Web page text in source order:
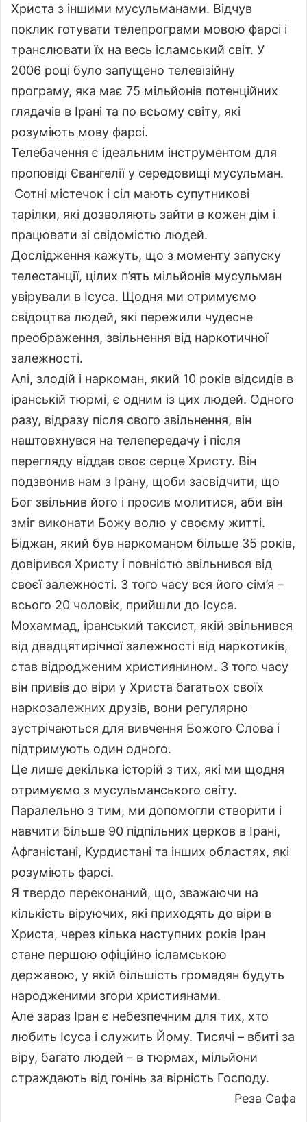
Христа з іншими мусульманами. Відчув
поклик готувати телепрограми мовою фарсі і
транслювати їх на весь ісламський світ. У
2006 році було запущено телевізійну
програму, яка має 75 мільйонів потенційних
глядачів в Ірані та по всьому світу, які
розуміють мову фарсі.
Телебачення є ідеальним інструментом для
проповіді Євангелії у середовищі мусульман.
Сотні містечок і сіл мають супутникові
тарілки, які дозволяють зайти в кожен дім і
працювати зі свідомістю людей.
Дослідження кажуть, що з моменту запуску
телестанції, цілих п’ять мільйонів мусульман
увірували в Ісуса. Щодня ми отримуємо
свідоцтва людей, які пережили чудесне
преображення, звільнення від наркотичної
залежності.
Алі, злодій і наркоман, який 10 років відсидів в
іранській тюрмі, є одним із цих людей. Одного
разу, відразу після свого звільнення, він
наштовхнувся на телепередачу і після
перегляду віддав своє серце Христу. Він
подзвонив нам з Ірану, щоби засвідчити, що
Бог звільнив його і просив молитися, аби він
зміг виконати Божу волю у своєму житті.
Біджан, який був наркоманом більше 35 років,
довірився Христу і повністю звільнився від
своєї залежності. З того часу вся його сім’я –
всього 20 чоловік, прийшли до Ісуса.
Мохаммад, іранський таксист, якій звільнився
від двадцятирічної залежності від наркотиків,
став відродженим християнином. З того часу
він привів до віри у Христа багатьох своїх
наркозалежних друзів, вони регулярно
зустрічаються для вивчення Божого Слова і
підтримують один одного.
Це лише декілька історій з тих, які ми щодня
отримуємо з мусульманського світу.
Паралельно з тим, ми допомогли створити і
навчити більше 90 підпільних церков в Ірані,
Афганістані, Курдистані та інших областях, які
розуміють фарсі.
Я твердо переконаний, що, зважаючи на
кількість віруючих, які приходять до віри в
Христа, через кілька наступних років Іран
стане першою офіційно ісламською
державою, у якій більшість громадян будуть
народженими згори християнами.
Але зараз Іран є небезпечним для тих, хто
любить Ісуса і служить Йому. Тисячі – вбиті за
віру, багато людей – в тюрмах, мільйони
страждають від гонінь за вірність Господу.
Реза Сафа